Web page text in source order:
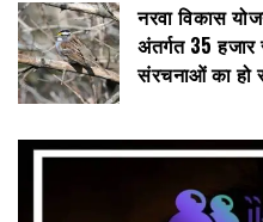
नरवा विकास
अंतर्गत 35
संरचनाओं का हो